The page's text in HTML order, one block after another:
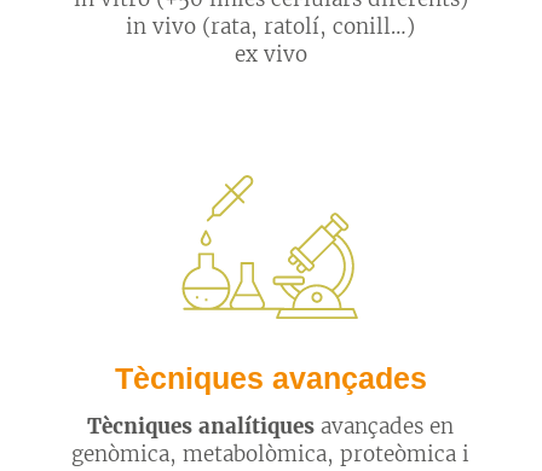
in vivo (rata, ratolí, conill…)
ex vivo
Tècniques avançades
Tècniques analítiques avançades en
genòmica, metabolòmica, proteòmica i